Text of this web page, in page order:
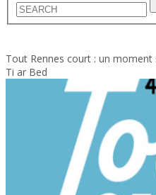
Tout Rennes court : un
Ti ar Bed